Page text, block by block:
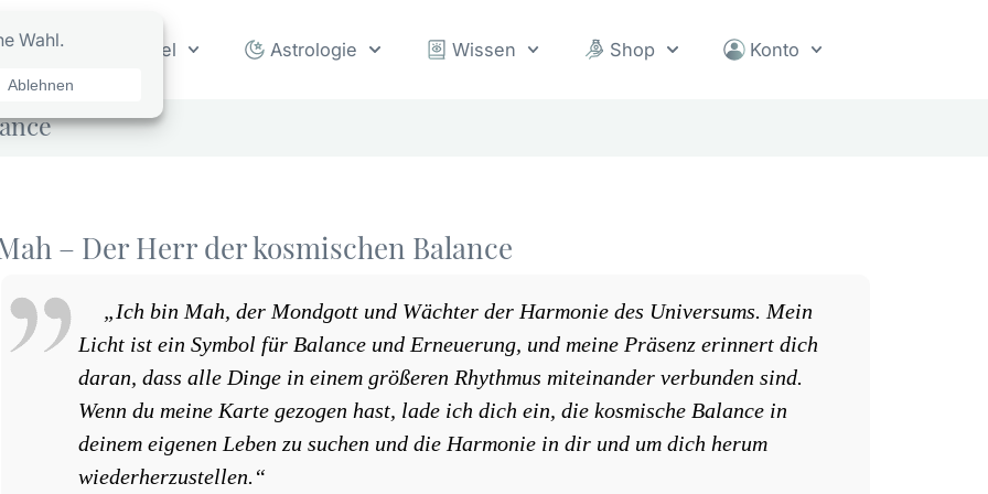
Orakel Astrologie Wissen Shop Konto
– Der Herr der kosmischen Balance
„Ich bin Mah, der Mondgott und Wächter der Harmonie des Universums. Mein
Licht ist ein Symbol für Balance und Erneuerung, und meine Präsenz erinnert dich
daran, dass alle Dinge in einem größeren Rhythmus miteinander verbunden sind.
Wenn du meine Karte gezogen hast, lade ich dich ein, die kosmische Balance in
deinem eigenen Leben zu suchen und die Harmonie in dir und um dich herum
wiederherzustellen.“